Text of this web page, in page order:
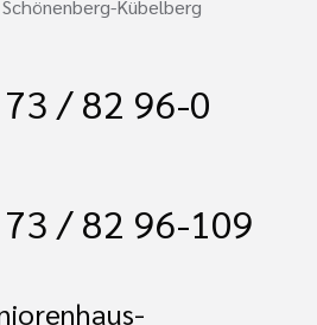
Kübelberg
/ 82 96-0
/ 82 96-109